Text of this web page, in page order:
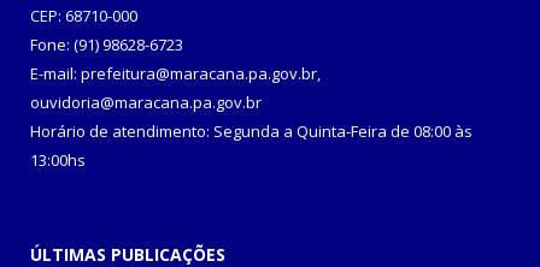
CEP: 68710-000
Fone: (91) 98628-6723
E-mail: prefeitura@maracana.pa.gov.br,
ouvidoria@maracana.pa.gov.br
Horário de atendimento: Segunda a Quinta-Feira de 08:00 às
13:00hs
ÚLTIMAS PUBLICAÇÕES